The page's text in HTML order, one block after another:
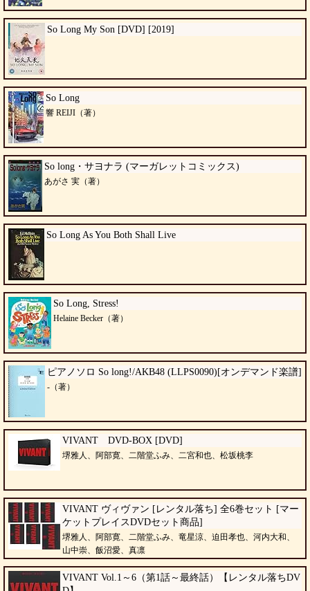
So Long My Son [DVD] [2019]
So Long
響 REIJI（著）
So long・サヨナラ (マーガレットコミックス)
あがさ 実（著）
So Long As You Both Shall Live
So Long, Stress!
Helaine Becker（著）
ピアノソロ So long!/AKB48 (LLPS0090)[オンデマンド楽譜]
-（著）
VIVANT DVD-BOX [DVD]
堺雅人、阿部寛、二階堂ふみ、二宮和也、松坂桃李
VIVANT ヴィヴァン [レンタル落ち] 全6巻セット [マー
ケットプレイスDVDセット商品]
堺雅人、阿部寛、二階堂ふみ、竜星涼、迫田孝也、河内大和、
山中崇、飯沼愛、真凛
VIVANT Vol.1～6（第1話～最終話）【レンタル落ちDV